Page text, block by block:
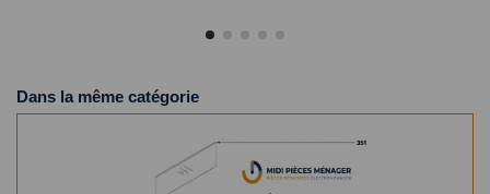
Dans la même catégorie